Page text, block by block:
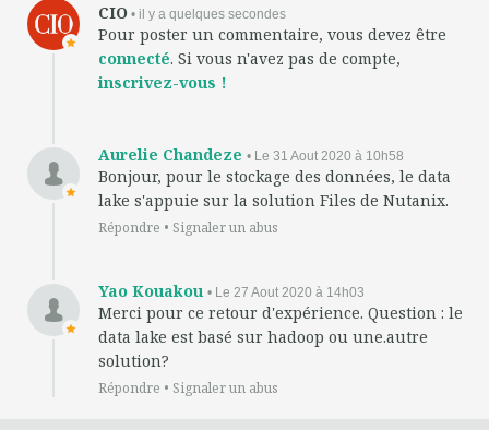
CIO • il y a quelques secondes
Pour poster un commentaire, vous devez être
connecté. Si vous n'avez pas de compte,
inscrivez-vous !
Aurelie Chandeze• Le 31 Aout 2020 à 10h58
Bonjour, pour le stockage des données, le data
lake s'appuie sur la solution Files de Nutanix.
Répondre • Signaler un abus
Yao Kouakou• Le 27 Aout 2020 à 14h03
Merci pour ce retour d'expérience. Question : le
data lake est basé sur hadoop ou une.autre
solution?
Répondre • Signaler un abus